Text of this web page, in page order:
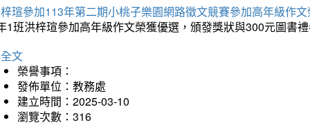
瑄參加113年第二期小桃子樂園網路徵文競賽參加高年級作
1班洪梓瑄參加高年級作文榮獲優選，頒發獎狀與300元圖書
文
榮譽事項：
發佈單位：教務處
建立時間：2025-03-10
瀏覽次數：316